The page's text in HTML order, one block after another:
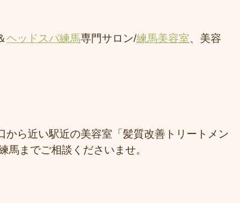
ヘッドスパ練馬専門サロン/練馬美容室、美容
ら近い駅近の美容室「髪質改善トリートメン
馬までご相談くださいませ。